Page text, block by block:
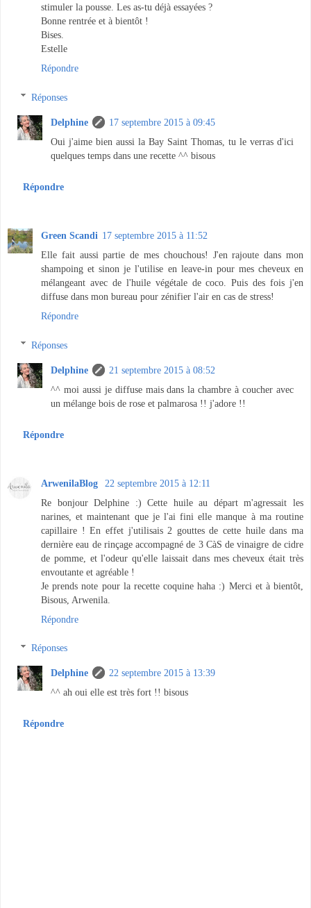
stimuler la pousse. Les as-tu déjà essayées ?
Bonne rentrée et à bientôt !
Bises.
Estelle
Répondre
Réponses
Delphine
17 septembre 2015 à 09:45
Oui j'aime bien aussi la Bay Saint Thomas, tu le verras d'ici
quelques temps dans une recette ^^ bisous
Répondre
Green Scandi 17 septembre 2015 à 11:52
Elle fait aussi partie de mes chouchous! J'en rajoute dans mon
shampoing et sinon je l'utilise en leave-in pour mes cheveux en
mélangeant avec de l'huile végétale de coco. Puis des fois j'en
diffuse dans mon bureau pour zénifier l'air en cas de stress!
Répondre
Réponses
Delphine
21 septembre 2015 à 08:52
^^ moi aussi je diffuse mais dans la chambre à coucher avec
un mélange bois de rose et palmarosa !! j'adore !!
Répondre
ArwenilaBlog
22 septembre 2015 à 12:11
Re bonjour Delphine :) Cette huile au départ m'agressait les
narines, et maintenant que je l'ai fini elle manque à ma routine
capillaire ! En effet j'utilisais 2 gouttes de cette huile dans ma
dernière eau de rinçage accompagné de 3 CàS de vinaigre de cidre
de pomme, et l'odeur qu'elle laissait dans mes cheveux était très
envoutante et agréable !
Je prends note pour la recette coquine haha :) Merci et à bientôt,
Bisous, Arwenila.
Répondre
Réponses
Delphine
22 septembre 2015 à 13:39
^^ ah oui elle est très fort !! bisous
Répondre